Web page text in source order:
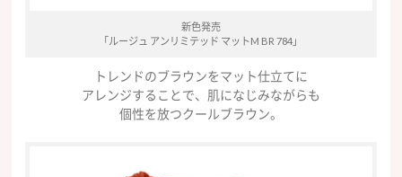
新色発売
「ルージュ アンリミテッド マットM BR 784」
トレンドのブラウンをマット仕立てに
アレンジすることで、肌になじみながらも
個性を放つクールブラウン。